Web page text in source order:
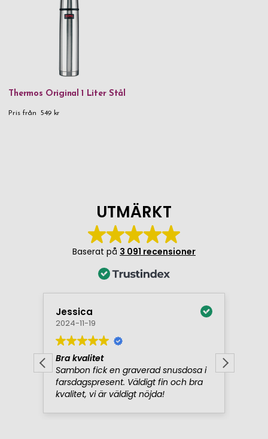
Thermos Original 1 Liter Stål
Pris från 549 kr